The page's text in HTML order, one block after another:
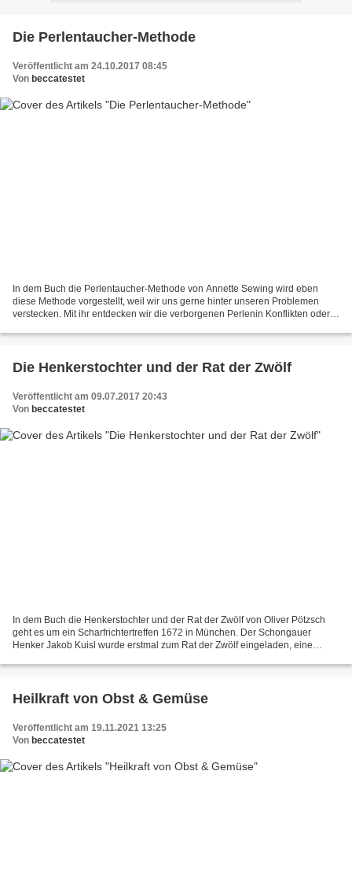
Die Perlentaucher-Methode
Veröffentlicht am 24.10.2017 08:45
Von beccatestet
In dem Buch die Perlentaucher-Methode von Annette Sewing wird eben
diese Methode vorgestellt, weil wir uns gerne hinter unseren Problemen
verstecken. Mit ihr entdecken wir die verborgenen Perlenin Konflikten oder
Die Henkerstochter und der Rat der Zwölf
Veröffentlicht am 09.07.2017 20:43
Von beccatestet
In dem Buch die Henkerstochter und der Rat der Zwölf von Oliver Pötzsch
geht es um ein Scharfrichtertreffen 1672 in München. Der Schongauer
Henker Jakob Kuisl wurde erstmal zum Rat der Zwölf eingeladen, eine
Heilkraft von Obst & Gemüse
Veröffentlicht am 19.11.2021 13:25
Von beccatestet